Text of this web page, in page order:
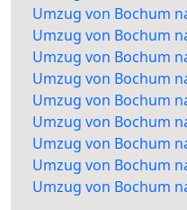
Umzug von Bochum
Umzug von Bochum
Umzug von Bochum
Umzug von Bochum
Umzug von Bochum
Umzug von Bochum
Umzug von Bochum
Umzug von Bochum
Umzug von Bochum